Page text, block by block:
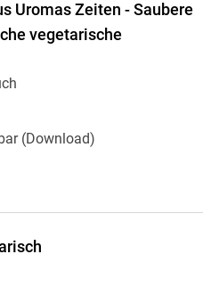
Uromas Zeiten - Saubere
vegetarische
(Download)